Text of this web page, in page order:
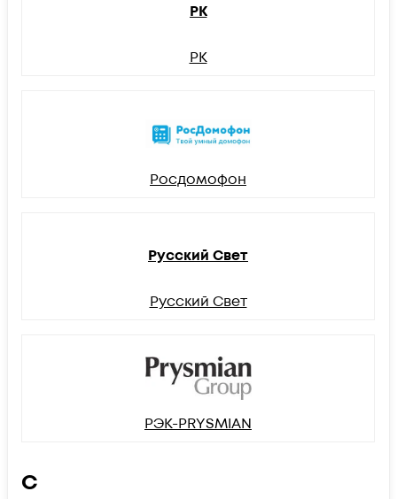
РК
РК
Росдомофон
Русский Свет
Русский Свет
РЭК-PRYSMIAN
С